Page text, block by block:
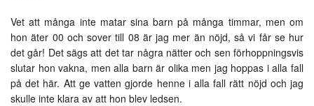
Vet att många inte matar sina barn på många timmar, men om
hon äter 00 och sover till 08 är jag mer än nöjd, så vi får se hur
det går! Det sägs att det tar några nätter och sen förhoppningsvis
slutar hon vakna, men alla barn är olika men jag hoppas i alla fall
på det här. Att ge vatten gjorde henne i alla fall rätt nöjd och jag
skulle inte klara av att hon blev ledsen.